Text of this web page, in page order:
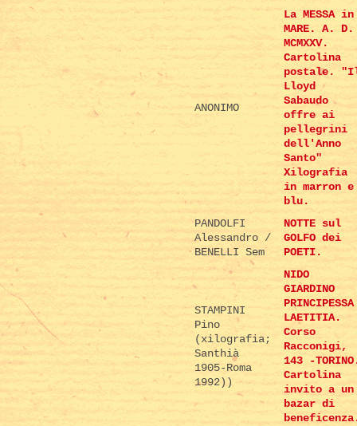
ANONIMO
La MESSA in
MARE. A. D.
MCMXXV.
Cartolina
postale.
Lloyd
Sabaudo
offre ai
pellegrini
dell'Anno
Santo"
Xilografia
in marron e
blu.
PANDOLFI
Alessandro /
BENELLI Sem
NOTTE sul
GOLFO dei
POETI.
STAMPINI
Pino
(xilografia;
Santhià
1905-Roma
1992))
NIDO
GIARDINO
PRINCIPESSA
LAETITIA.
Corso
Racconigi,
143 -
Cartolina
invito a un
bazar di